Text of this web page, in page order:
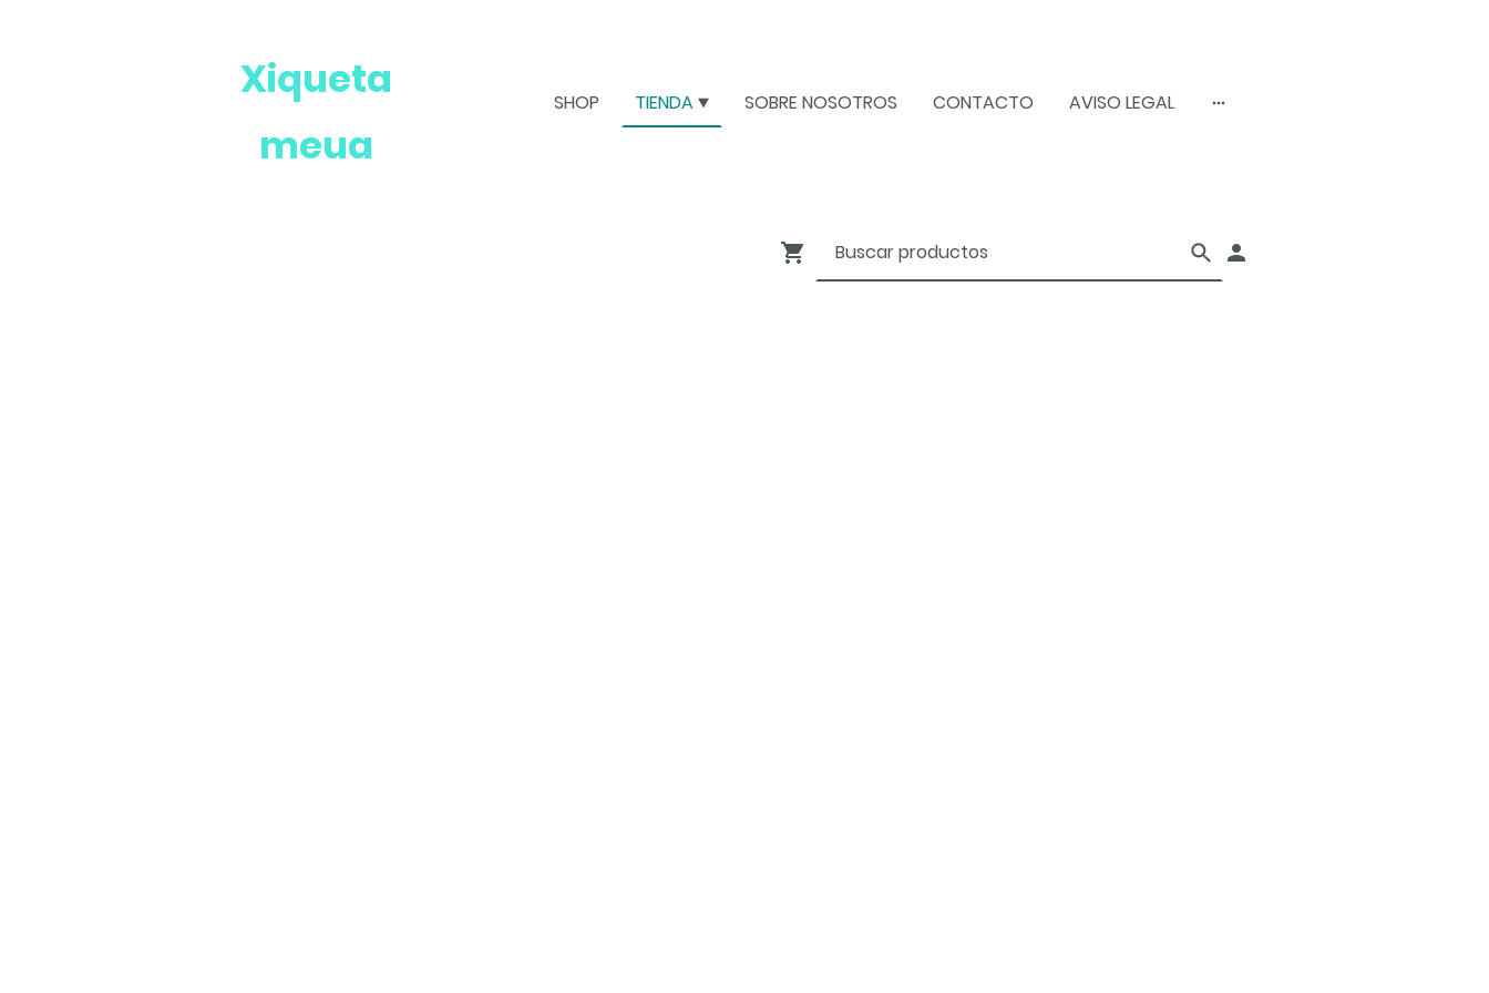
Xiqueta
meua
SHOP TIENDA SOBRE NOSOTROS CONTACTO AVISO LEGAL